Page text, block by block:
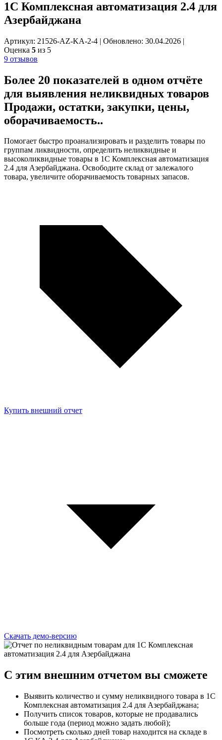
1С Комплексная автоматизация 2.4 для
Азербайджана
Артикул: 21526-AZ-KA-2-4 | Обновлено: 30.04.2026 |
Оценка 5 из 5
9 отзывов
Более 20 показателей в одном отчёте
для выявления неликвидных товаров
Продажи, остатки, закупки, цены,
оборачиваемость..
Помогает быстро проанализировать и разделить товары по
группам ликвидности, определить неликвидные и
высоколиквидные товары в 1С Комплексная автоматизация
2.4 для Азербайджана. Освободите склад от залежалого
товара, увеличите оборачиваемость товарных запасов.
Купить внешний отчет
Скачать демо-версию
C этим внешним отчетом вы сможете
Выявить количество и сумму неликвидного товара в 1С
Комплексная автоматизация 2.4 для Азербайджана;
Получить список товаров, которые не продавались
больше года (период можно задать любой);
Посмотреть сколько дней товар находится на складе в